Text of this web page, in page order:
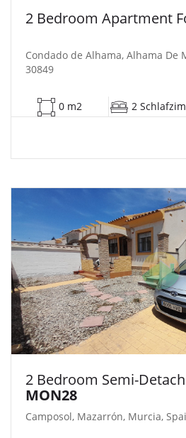
2 Bedroom Apartment
Condado de Alhama, Alhama De
30849
0 m2 2
2 Bedroom Semi-
MON28
Camposol, Mazarrón, Murcia,